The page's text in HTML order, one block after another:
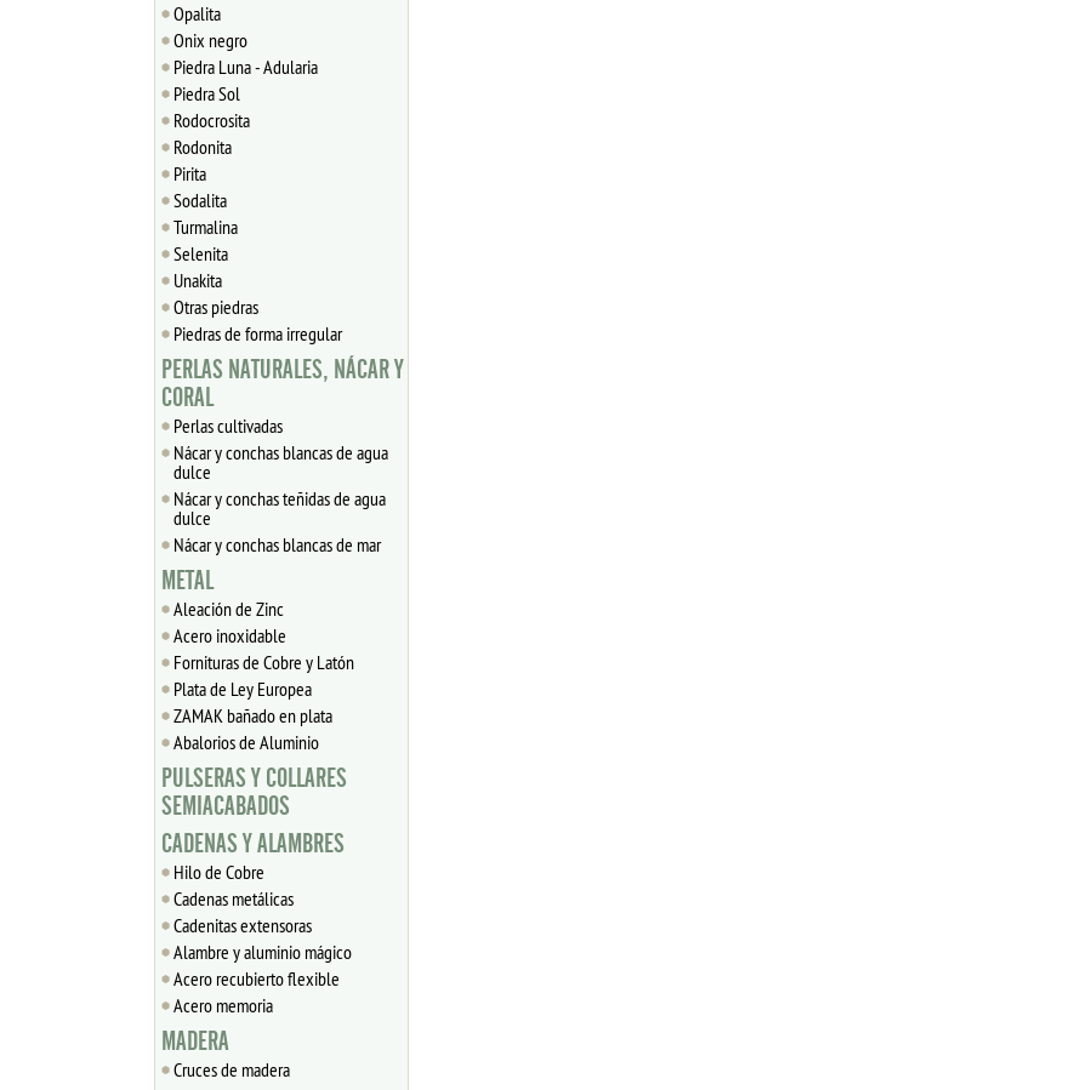
Opalita
Onix negro
Piedra Luna - Adularia
Piedra Sol
Rodocrosita
Rodonita
Pirita
Sodalita
Turmalina
Selenita
Unakita
Otras piedras
Piedras de forma irregular
PERLAS NATURALES, NÁCAR Y
CORAL
Perlas cultivadas
Nácar y conchas blancas de agua
dulce
Nácar y conchas teñidas de agua
dulce
Nácar y conchas blancas de mar
METAL
Aleación de Zinc
Acero inoxidable
Fornituras de Cobre y Latón
Plata de Ley Europea
ZAMAK bañado en plata
Abalorios de Aluminio
PULSERAS Y COLLARES
SEMIACABADOS
CADENAS Y ALAMBRES
Hilo de Cobre
Cadenas metálicas
Cadenitas extensoras
Alambre y aluminio mágico
Acero recubierto flexible
Acero memoria
MADERA
Cruces de madera